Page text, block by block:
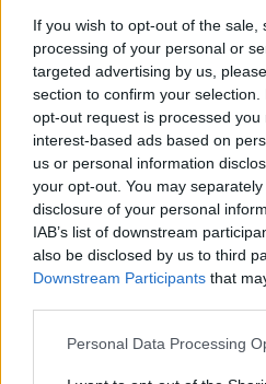
If you wish to opt-out of the
processing of your personal or
targeted advertising by us,
section to confirm your
opt-out request is processed you
interest-based ads based on
us or personal information
your opt-out. You may
disclosure of your personal
IAB’s list of downstream
also be disclosed by us to third
Downstream Participants that
Personal Data Processing
ΕΠΙΚΑΙΡΟΤΗΤΑ
Bugatti Destrier:
8.8.2026
Ο Alain Favey
MotorOne: «Δεν…
7.8.2026
Bentley Torcal: Αν
σαν να έχει…
7.8.2026